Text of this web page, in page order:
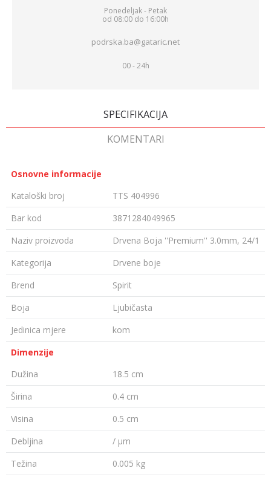
Ponedeljak - Petak
od 08:00 do 16:00h
podrska.ba@gataric.net
00 - 24h
SPECIFIKACIJA
KOMENTARI
Osnovne informacije
Kataloški broj
TTS 404996
Bar kod
3871284049965
Naziv proizvoda
Drvena Boja ''Premium'' 3.0mm, 24/1
Kategorija
Drvene boje
Brend
Spirit
Boja
Ljubičasta
Jedinica mjere
kom
Dimenzije
Dužina
18.5 cm
Širina
0.4 cm
Visina
0.5 cm
Debljina
/ µm
Težina
0.005 kg